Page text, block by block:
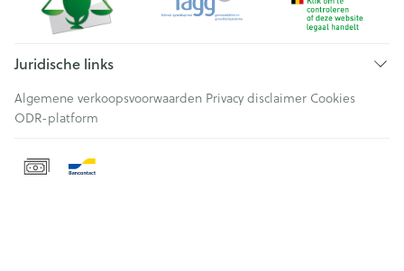
Juridische links
Algemene verkoopsvoorwaarden Privacy disclaimer Cookies
ODR-platform